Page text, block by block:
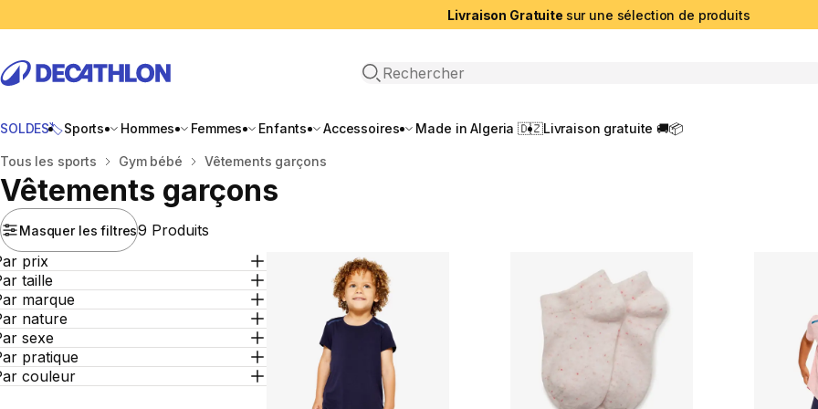
Livraison Gratuite sur une sélection de produits
Recherche ouverte
SOLDES🏷️Sports Hommes Femmes Enfants Accessoires Made in Algeria 🇩🇿Livraison gratuite 🚚📦
Accueil
Tous les sports Gym bébé Vêtements garçons
Vêtements garçons
Masquer les filtres9 Produits
prix
taille
marque
nature
sexe
pratique
couleur